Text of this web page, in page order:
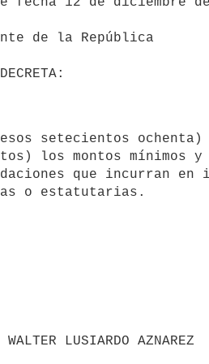
los montos mínimos y
que incurran en